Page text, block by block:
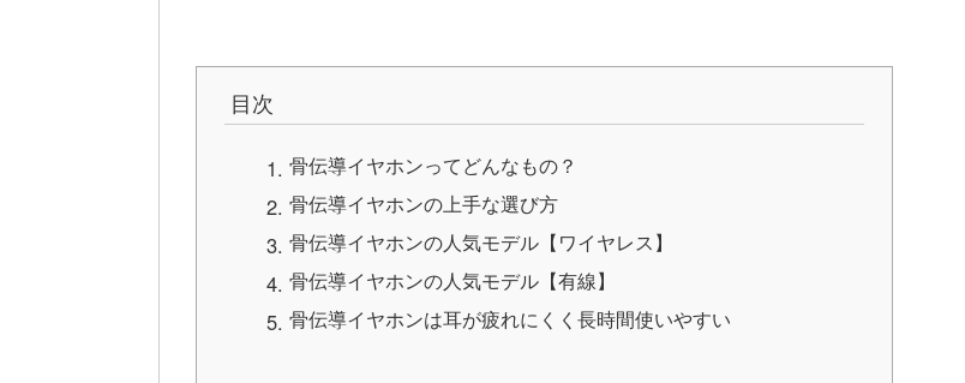
目次
骨伝導イヤホンってどんなもの？
骨伝導イヤホンの上手な選び方
骨伝導イヤホンの人気モデル【ワイヤレス】
骨伝導イヤホンの人気モデル【有線】
骨伝導イヤホンは耳が疲れにくく長時間使いやすい